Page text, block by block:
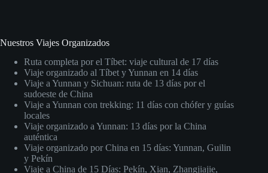
Nuestros Viajes Organizados
Ruta completa por el Tíbet: viaje cultural de 17 días
Viaje organizado al Tíbet y Yunnan en 14 días
Viaje a Yunnan y Sichuan: ruta de 13 días por el
sudoeste de China
Viaje a Yunnan con trekking: 11 días con chófer y guías
locales
Viaje organizado a Yunnan: 13 días por la China
auténtica
Viaje organizado por China en 15 días: Yunnan, Guilin
y Pekín
Viaje a China de 15 Días: Pekín, Xian, Zhangjiajie,